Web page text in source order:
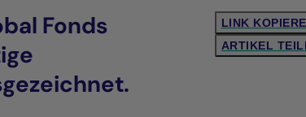
LINK
ARTIKEL
Fonds